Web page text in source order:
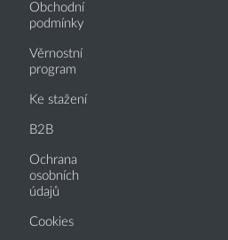
Obchodní
podmínky
Věrnostní
program
Ke stažení
B2B
Ochrana
osobních
údajů
Cookies